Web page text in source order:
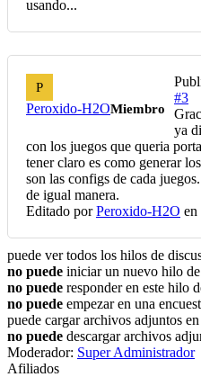
usando...
P
Peroxido-H2OMiembro
#3
ya
con los juegos que queria
tener claro es como generar
son las configs de cada
de igual manera.
Editado porPeroxido-H2O en
puede ver todos los hilos de
no puede iniciar un nuevo hilo
no puede responder en este hilo
no puede empezar en una
puede cargar archivos adjuntos
no puede descargar archivos
Moderador: Super Administrador
Afiliados